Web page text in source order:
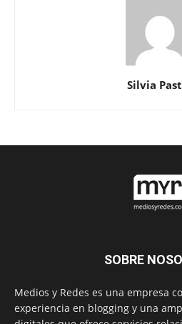
Silvia
SOBRE
Medios y Redes es una empresa
experiencia en blogging y una